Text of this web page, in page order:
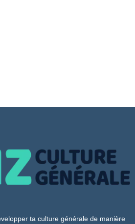
ta culture générale de manière